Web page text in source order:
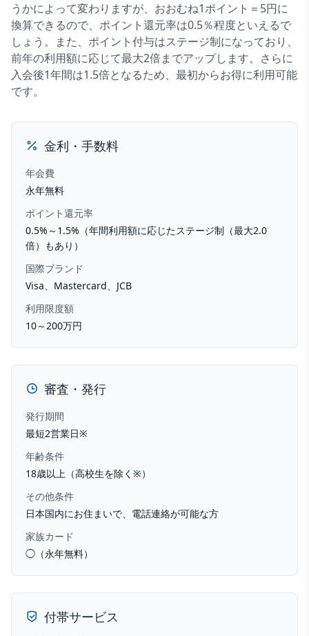
うかによって変わりますが、おおむね1ポイント＝5円に
換算できるので、ポイント還元率は0.5％程度といえるで
しょう。また、ポイント付与はステージ制になっており、
前年の利用額に応じて最大2倍までアップします。さらに
入会後1年間は1.5倍となるため、最初からお得に利用可能
です。
金利・手数料
年会費
永年無料
ポイント還元率
0.5%～1.5%（年間利用額に応じたステージ制（最大2.0
倍）もあり）
国際ブランド
Visa、Mastercard、JCB
利用限度額
10～200万円
審査・発行
発行期間
最短2営業日※
年齢条件
18歳以上（高校生を除く※）
その他条件
日本国内にお住まいで、電話連絡が可能な方
家族カード
◯（永年無料）
付帯サービス